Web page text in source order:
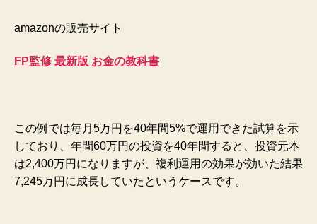
amazonの販売サイト
FP監修 最新版 お金の教科書
この例では毎月5万円を40年間5%で運用できた試算を示
しており、年間60万円の投資を40年間すると、投資元本
は2,400万円になりますが、複利運用の効果が効いた結果
7,245万円に成長していたというケースです。